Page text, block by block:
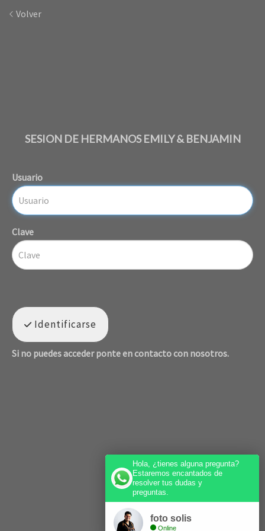
Volver
SESION DE HERMANOS EMILY & BENJAMIN
Usuario
Clave
Identificarse
Si no puedes acceder ponte en contacto con nosotros.
Hola, ¿tienes alguna pregunta?
Estaremos encantados de
resolver tus dudas y
preguntas.
foto solis
Online